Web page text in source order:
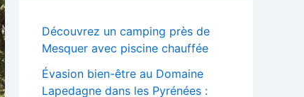
Découvrez un camping près de
Mesquer avec piscine chauffée
Évasion bien-être au Domaine
Lapedagne dans les Pyrénées :